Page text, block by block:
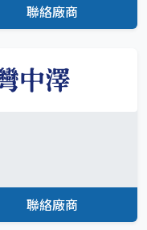
聯絡廠商
聯絡廠商